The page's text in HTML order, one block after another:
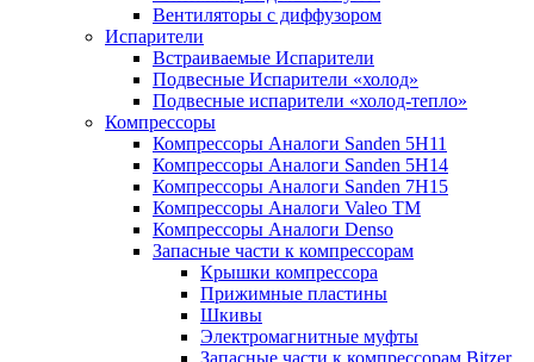
Вентиляторы с диффузором
Испарители
Встраиваемые Испарители
Подвесные Испарители «холод»
Подвесные испарители «холод-тепло»
Компрессоры
Компрессоры Аналоги Sanden 5H11
Компрессоры Аналоги Sanden 5H14
Компрессоры Аналоги Sanden 7H15
Компрессоры Аналоги Valeo ТМ
Компрессоры Аналоги Denso
Запасные части к компрессорам
Крышки компрессора
Прижимные пластины
Шкивы
Электромагнитные муфты
Запасные части к компрессорам Bitzer